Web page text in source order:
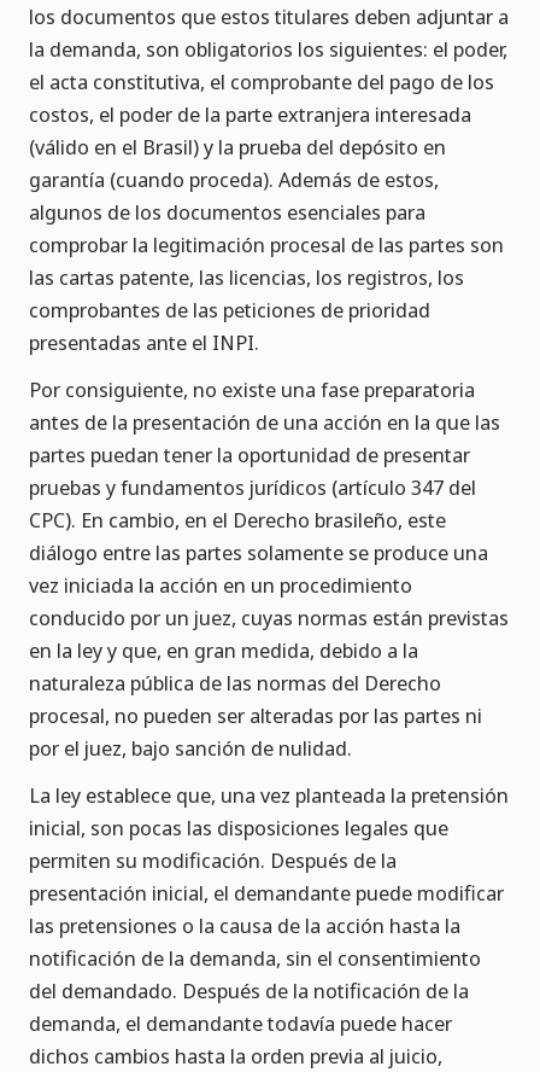
los documentos que estos titulares deben adjuntar a
la demanda, son obligatorios los siguientes: el poder,
el acta constitutiva, el comprobante del pago de los
costos, el poder de la parte extranjera interesada
(válido en el Brasil) y la prueba del depósito en
garantía (cuando proceda). Además de estos,
algunos de los documentos esenciales para
comprobar la legitimación procesal de las partes son
las cartas patente, las licencias, los registros, los
comprobantes de las peticiones de prioridad
presentadas ante el INPI.
Por consiguiente, no existe una fase preparatoria
antes de la presentación de una acción en la que las
partes puedan tener la oportunidad de presentar
pruebas y fundamentos jurídicos (artículo 347 del
CPC). En cambio, en el Derecho brasileño, este
diálogo entre las partes solamente se produce una
vez iniciada la acción en un procedimiento
conducido por un juez, cuyas normas están previstas
en la ley y que, en gran medida, debido a la
naturaleza pública de las normas del Derecho
procesal, no pueden ser alteradas por las partes ni
por el juez, bajo sanción de nulidad.
La ley establece que, una vez planteada la pretensión
inicial, son pocas las disposiciones legales que
permiten su modificación. Después de la
presentación inicial, el demandante puede modificar
las pretensiones o la causa de la acción hasta la
notificación de la demanda, sin el consentimiento
del demandado. Después de la notificación de la
demanda, el demandante todavía puede hacer
dichos cambios hasta la orden previa al juicio,